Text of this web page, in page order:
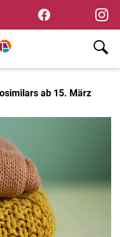
ab 15. März
×